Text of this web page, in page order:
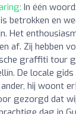
In één
betrokken en
Het
af. Zij hebben
graffiti tour
De locale
hij woont
gezorgd dat